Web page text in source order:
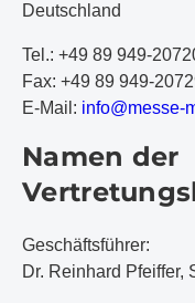
Deutschland
Tel.: +49 89 949-
Fax: +49 89 949-
E-Mail: info@messe-
Namen der
Geschäftsführer:
Dr. Reinhard Pfeiffer,